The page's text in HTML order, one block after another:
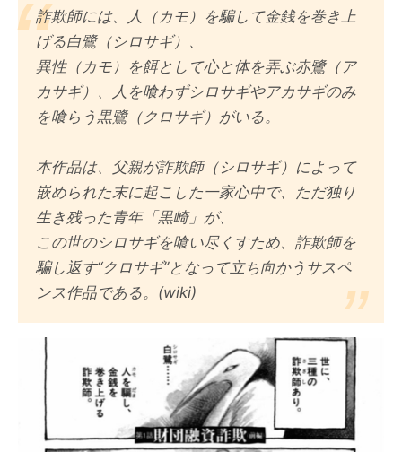
詐欺師には、人（カモ）を騙して金銭を巻き上
げる白鷺（シロサギ）、
異性（カモ）を餌として心と体を弄ぶ赤鷺（ア
カサギ）、人を喰わずシロサギやアカサギのみ
を喰らう黒鷺（クロサギ）がいる。
本作品は、父親が詐欺師（シロサギ）によって
嵌められた末に起こした一家心中で、ただ独り
生き残った青年「黒崎」が、
この世のシロサギを喰い尽くすため、詐欺師を
騙し返す“クロサギ”となって立ち向かうサスペ
ンス作品である。(wiki)